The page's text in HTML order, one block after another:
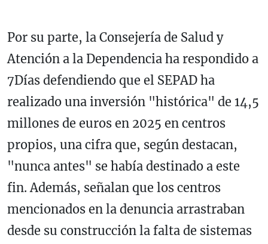
Por su parte, la Consejería de Salud y
Atención a la Dependencia ha respondido a
7Días defendiendo que el SEPAD ha
realizado una inversión "histórica" de 14,5
millones de euros en 2025 en centros
propios, una cifra que, según destacan,
"nunca antes" se había destinado a este
fin. Además, señalan que los centros
mencionados en la denuncia arrastraban
desde su construcción la falta de sistemas